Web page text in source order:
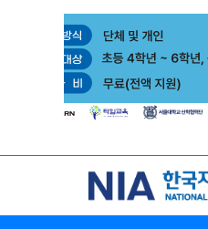
한국지능정보사회진흥원